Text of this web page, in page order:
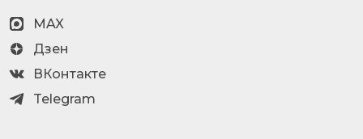
MAX
Дзен
ВКонтакте
Telegram